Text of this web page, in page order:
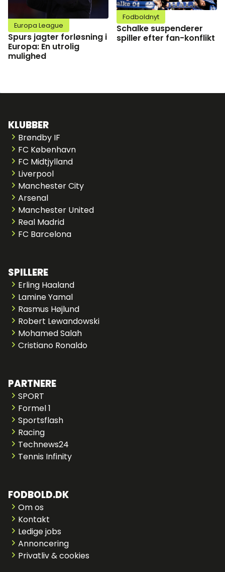
Europa League
Spurs jagter forløsning i
Europa: En utrolig
mulighed
Fodboldnyt
Schalke suspenderer
spiller efter fan-konflikt
KLUBBER
Brøndby IF
FC København
FC Midtjylland
Liverpool
Manchester City
Arsenal
Manchester United
Real Madrid
FC Barcelona
SPILLERE
Erling Haaland
Lamine Yamal
Rasmus Højlund
Robert Lewandowski
Mohamed Salah
Cristiano Ronaldo
PARTNERE
SPORT
Formel 1
Sportsflash
Racing
Technews24
Tennis Infinity
FODBOLD.DK
Om os
Kontakt
Ledige jobs
Annoncering
Privatliv & cookies